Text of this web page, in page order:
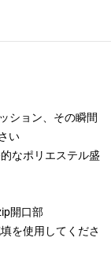
ション、その瞬間
い
なポリエステル盛
開口部
を使用してくださ